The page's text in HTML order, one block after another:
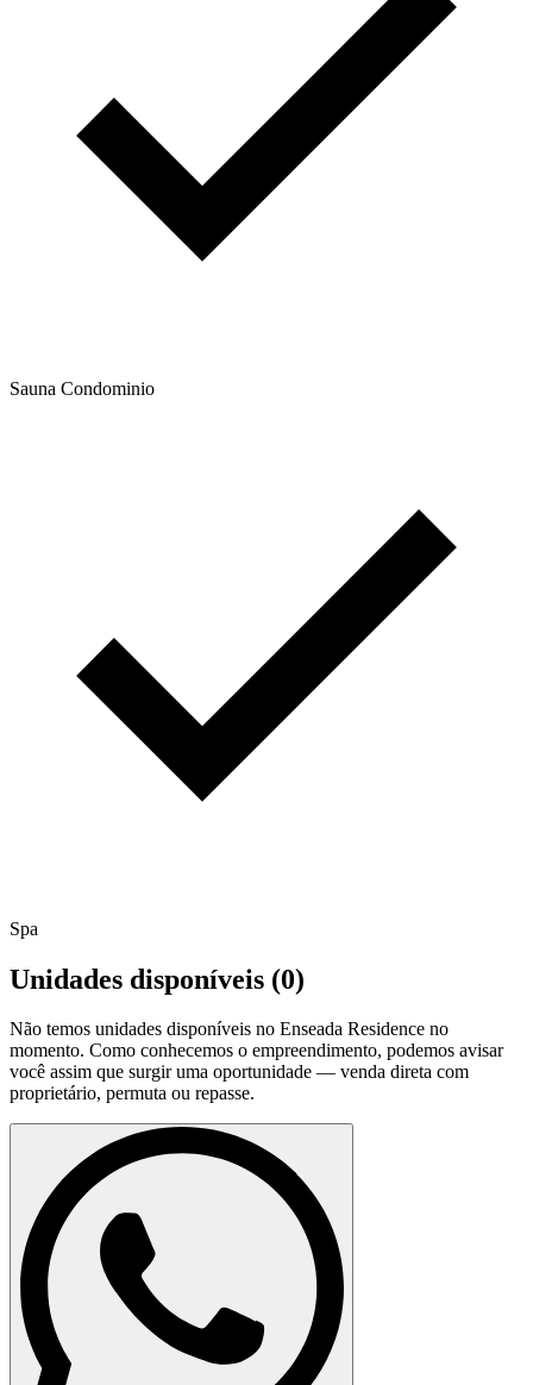
Sauna Condominio
Spa
Unidades disponíveis (0)
Não temos unidades disponíveis no Enseada Residence no
momento. Como conhecemos o empreendimento, podemos avisar
você assim que surgir uma oportunidade — venda direta com
proprietário, permuta ou repasse.